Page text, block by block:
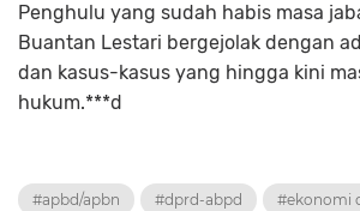
Penghulu yang sudah habis masa
Buantan Lestari bergejolak dengan
dan kasus-kasus yang hingga kini
hukum.***d
#apbd/apbn #dprd-abpd #ekonomi